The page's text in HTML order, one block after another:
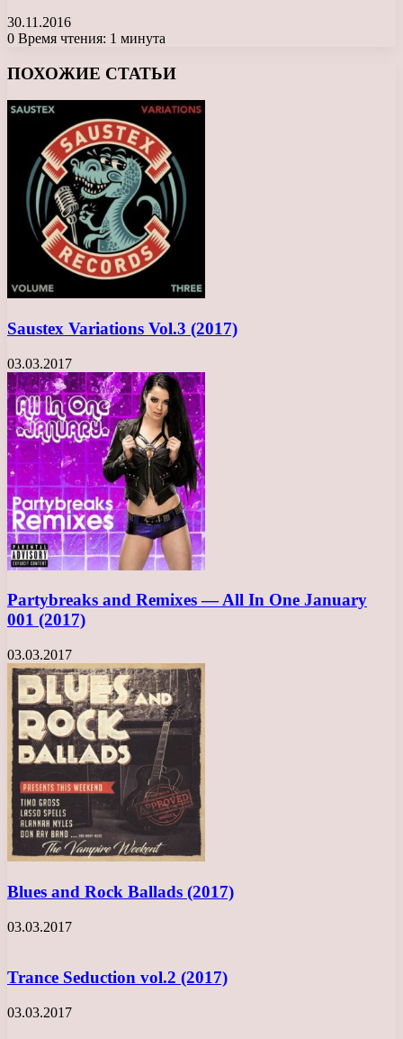
30.11.2016
0 Время чтения: 1 минута
ПОХОЖИЕ СТАТЬИ
Saustex Variations Vol.3 (2017)
03.03.2017
Partybreaks and Remixes — All In One January
001 (2017)
03.03.2017
Blues and Rock Ballads (2017)
03.03.2017
Trance Seduction vol.2 (2017)
03.03.2017